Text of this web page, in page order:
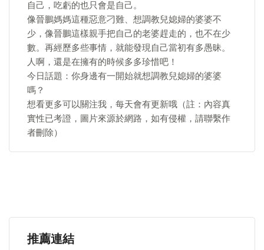
自己，吃虧的也只會是自己。
像晉鵬媽媽這種惡意刁難、想調教兒媳婦的婆婆不
少，像晉鵬這樣親手把自己的老婆趕走的，也不在少
數。再經歷多些事情，就能發現自己當初有多愚昧。
人啊，還是在擁有的時候多多珍惜吧！
今日話題：你身邊有一開始就想調教兒媳婦的婆婆
嗎？
想看更多可以關注我，每天會有更新哦（註：內容真
實性已考證，圖片來源於網路，如有侵權，請聯繫作
者刪除）
推薦連結